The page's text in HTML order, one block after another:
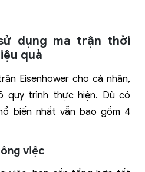
dụng ma trận thời
quả
Eisenhower cho cá nhân,
quy trình thực hiện. Dù có
biến nhất vẫn bao gồm 4
việc